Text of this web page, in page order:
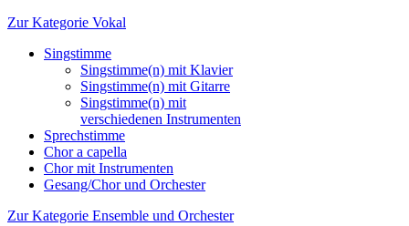
Zur Kategorie Vokal
Singstimme
Singstimme(n) mit Klavier
Singstimme(n) mit Gitarre
Singstimme(n) mit
verschiedenen Instrumenten
Sprechstimme
Chor a capella
Chor mit Instrumenten
Gesang/Chor und Orchester
Zur Kategorie Ensemble und Orchester